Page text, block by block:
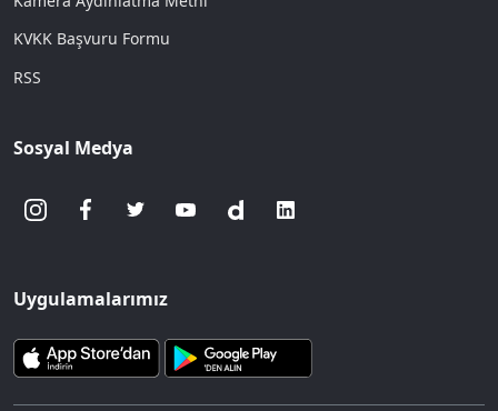
KVKK Başvuru Formu
RSS
Sosyal Medya
Uygulamalarımız